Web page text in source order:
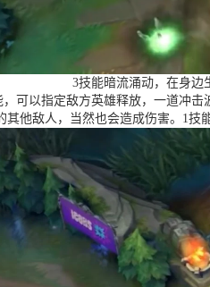
3技能暗流涌动，在身边
可以指定敌方英雄释放，一道冲
其他敌人，当然也会造成伤害。1技